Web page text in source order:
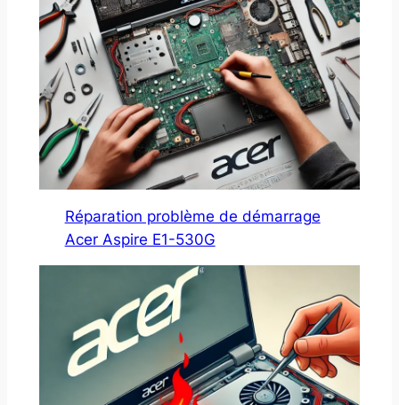
Réparation problème de démarrage
Acer Aspire E1-530G